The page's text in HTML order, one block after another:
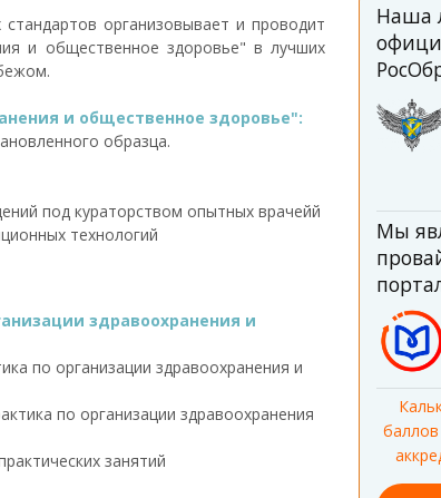
организовывает и проводит
и общественное здоровье" в лучших
и общественное здоровье":
образца.
под кураторством опытных врачейй
технологий
здравоохранения и
по организации здравоохранения и
по организации здравоохранения
занятий
Наша
Мы